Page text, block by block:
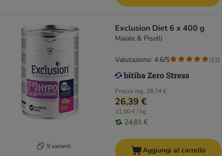
9 varianti
Exclusion Diet 6 x 400 g
Maiale & Piselli
Prezzo reg. 28,74 €
26,39 €
11,00 € / kg
24,81 €
Valutazione: 4.6/5 (12)
Aggiungi al carrello